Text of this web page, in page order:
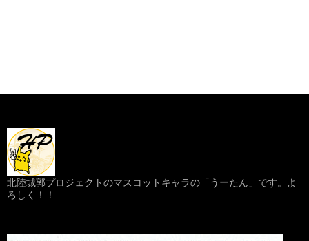
北陸城郭プロジェクトのマスコットキャラの「うーたん」です。よ
ろしく！！